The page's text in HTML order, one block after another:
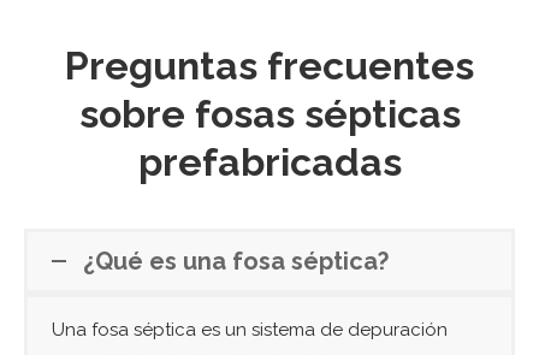
Preguntas frecuentes
sobre fosas sépticas
prefabricadas
¿Qué es una fosa séptica?
Una fosa séptica es un sistema de depuración